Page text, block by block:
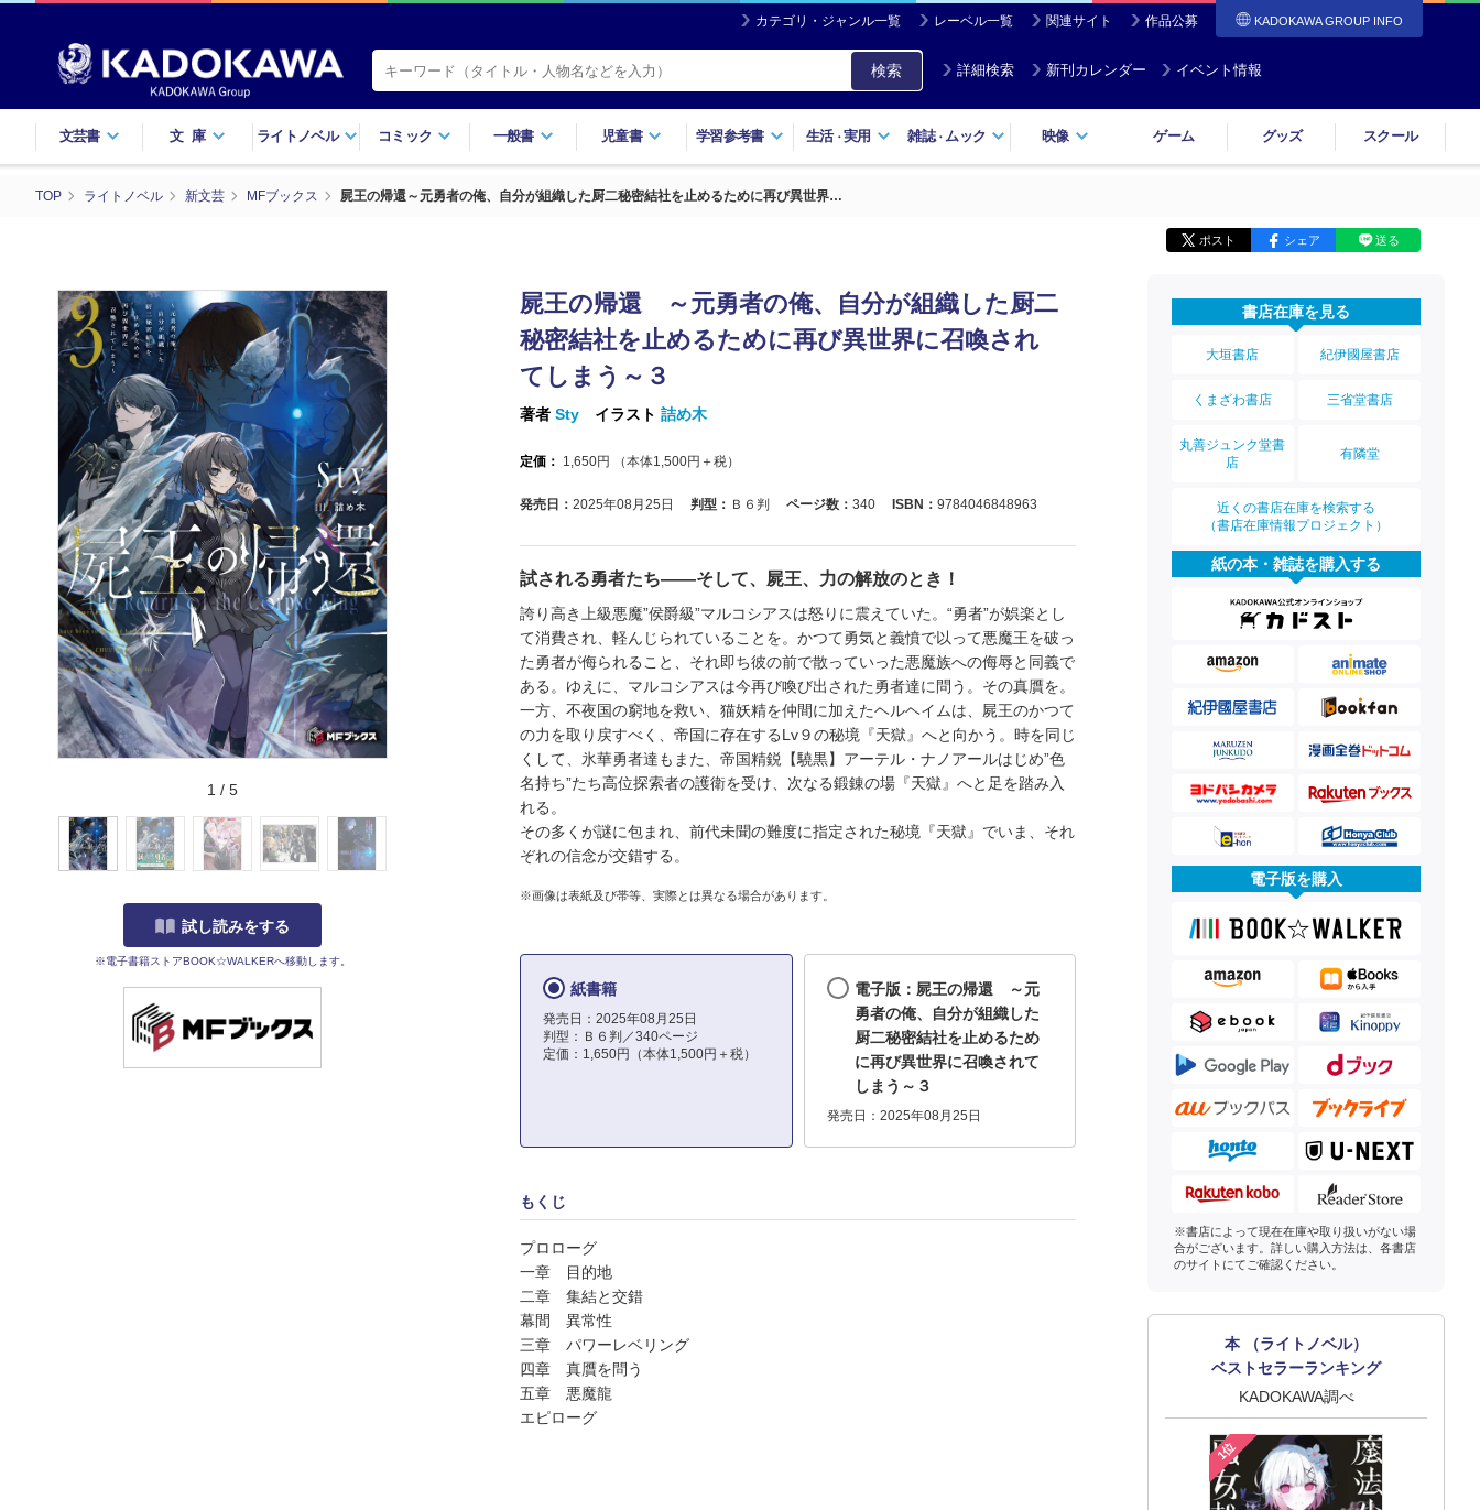
カテゴリ・ジャンル一覧 レーベル一覧 関連サイト 作品公募 KADOKAWA GROUP INFO
検索 詳細検索 新刊カレンダー イベント情報
文芸書 文庫 ライトノベル コミック 一般書 児童書 学習参考書 生活・実用 雑誌・ ムック 映像 ゲーム グッズ スクール
TOP ライトノベル 新文芸 MFブックス 屍王の帰還～元勇者の俺、自分が組織した厨二秘密結社を止めるために再び異世界…
ポスト シェア 送る
1 / 5
試し読みをする
※電子書籍ストアBOOK☆WALKERへ移動します。
屍王の帰還 ～元勇者の俺、自分が組織した厨二
秘密結社を止めるために再び異世界に召喚され
てしまう～３
著者 Sty イラスト 詰め木
定価： 1,650円 （本体1,500円＋税）
発売日： 2025年08月25日 判型： Ｂ６判 ページ数： 340 ISBN： 9784046848963
試される勇者たち――そして、屍王、力の解放のとき！
誇り高き上級悪魔”侯爵級”マルコシアスは怒りに震えていた。“勇者”が娯楽とし
て消費され、軽んじられていることを。かつて勇気と義憤で以って悪魔王を破っ
た勇者が侮られること、それ即ち彼の前で散っていった悪魔族への侮辱と同義で
ある。ゆえに、マルコシアスは今再び喚び出された勇者達に問う。その真贋を。
一方、不夜国の窮地を救い、猫妖精を仲間に加えたヘルヘイムは、屍王のかつて
の力を取り戻すべく、帝国に存在するLv９の秘境『天獄』へと向かう。時を同じ
くして、氷華勇者達もまた、帝国精鋭【驍黒】アーテル・ナノアールはじめ”色
名持ち”たち高位探索者の護衛を受け、次なる鍛錬の場『天獄』へと足を踏み入
れる。
その多くが謎に包まれ、前代未聞の難度に指定された秘境『天獄』でいま、それ
ぞれの信念が交錯する。
※画像は表紙及び帯等、実際とは異なる場合があります。
紙書籍
発売日：2025年08月25日
判型：Ｂ６判／340ページ
定価：1,650円（本体1,500円＋税）
電子版：屍王の帰還 ～元
勇者の俺、自分が組織した
厨二秘密結社を止めるため
に再び異世界に召喚されて
しまう～３
発売日：2025年08月25日
もくじ
プロローグ
一章 目的地
二章 集結と交錯
幕間 異常性
三章 パワーレベリング
四章 真贋を問う
五章 悪魔龍
エピローグ
書店在庫を見る
大垣書店 紀伊國屋書店
くまざわ書店 三省堂書店
丸善ジュンク堂書
店
有隣堂
近くの書店在庫を検索する
（書店在庫情報プロジェクト）
紙の本・雑誌を購入する
電子版を購入
※書店によって現在在庫や取り扱いがない場
合がございます。詳しい購入方法は、各書店
のサイトにてご確認ください。
本 （ライトノベル）
ベストセラーランキング
KADOKAWA調べ
1位